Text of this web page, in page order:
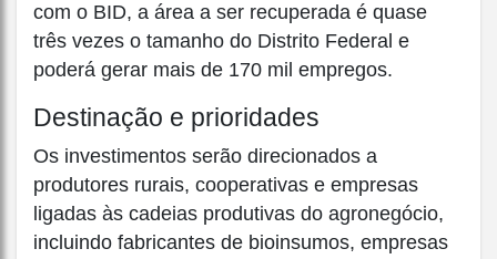
com o BID, a área a ser recuperada é quase
três vezes o tamanho do Distrito Federal e
poderá gerar mais de 170 mil empregos.
Destinação e prioridades
Os investimentos serão direcionados a
produtores rurais, cooperativas e empresas
ligadas às cadeias produtivas do agronegócio,
incluindo fabricantes de bioinsumos, empresas